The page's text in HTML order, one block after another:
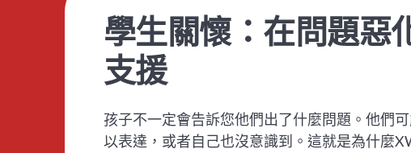
學生關懷：在問題惡
支援
孩子不一定會告訴您他們出了什麼問題。他們
以表達，或者自己也沒意識到。這就是為什麼